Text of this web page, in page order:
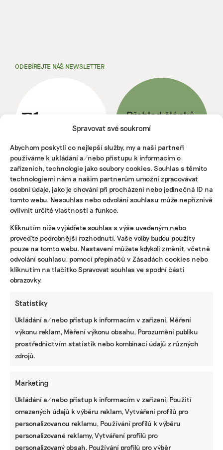
Spravovat své soukromí
Abychom poskytli co nejlepší služby, my a naši partneři
používáme k ukládání a/nebo přístupu k informacím o
zařízeních, technologie jako soubory cookies. Souhlas s těmito
technologiemi nám a našim partnerům umožní zpracovávat
osobní údaje, jako je chování při procházení nebo jedinečná ID na
tomto webu. Nesouhlas nebo odvolání souhlasu může nepříznivě
ovlivnit určité vlastnosti a funkce.
Kliknutím níže vyjádřete souhlas s výše uvedeným nebo
proveďte podrobnější rozhodnutí. Vaše volby budou použity
pouze na tomto webu. Nastavení můžete kdykoli změnit, včetně
odvolání souhlasu, pomocí přepínačů v Zásadách cookies nebo
kliknutím na tlačítko Spravovat souhlas ve spodní části
obrazovky.
Statistiky
Ukládání a/nebo přístup k informacím v zařízení, Měření
výkonu reklam, Měření výkonu obsahu, Porozumění publiku
prostřednictvím statistik nebo kombinací údajů z různých
zdrojů.
Marketing
Ukládání a/nebo přístup k informacím v zařízení, Použití
omezených údajů k výběru reklam, Vytváření profilů pro
personalizovanou reklamu, Používání profilů k výběru
personalizované reklamy, Vytváření profilů pro
personalizovaný obsah, Používání profilů pro výběr
ODEBÍREJTE NÁŠ NEWSLETTER
NEJNOVĚJŠÍ PODCAST
Martin Abel
Chceme získat desítky milionů na
udržitelnost, říká právník Abel. Po střetu s
Turkem rozjíždí fond s podporou
developera Sekyry
Přihlásit odběr
NEJZAJÍMAVĚJŠÍ
květinami z Afriky
Fotovoltaika na balkoně utáhne
přijít o desítky miliard. Ve hře jsou
akcelerační zóny i povolenky